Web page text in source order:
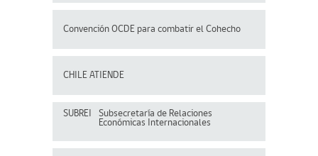
Convención OCDE para combatir el Cohecho
CHILE ATIENDE
SUBREI
Subsecretaría de Relaciones
Económicas Internacionales